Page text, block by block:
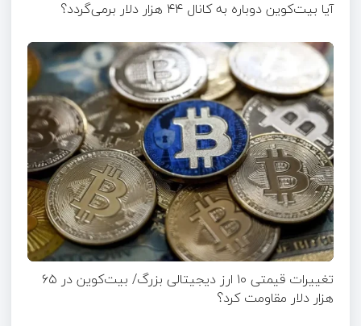
آیا بیت‌کوین دوباره به کانال ۴۴ هزار دلار برمی‌گردد؟
تغییرات قیمتی ۱۰ ارز دیجیتالی بزرگ/ بیت‌کوین در ۶۵
هزار دلار مقاومت کرد؟